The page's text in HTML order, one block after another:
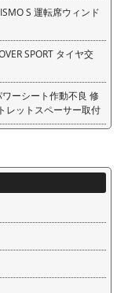
S 運転席ウィンド
SPORT タイヤ交
ーシート作動不良 修
レットスペーサー取付